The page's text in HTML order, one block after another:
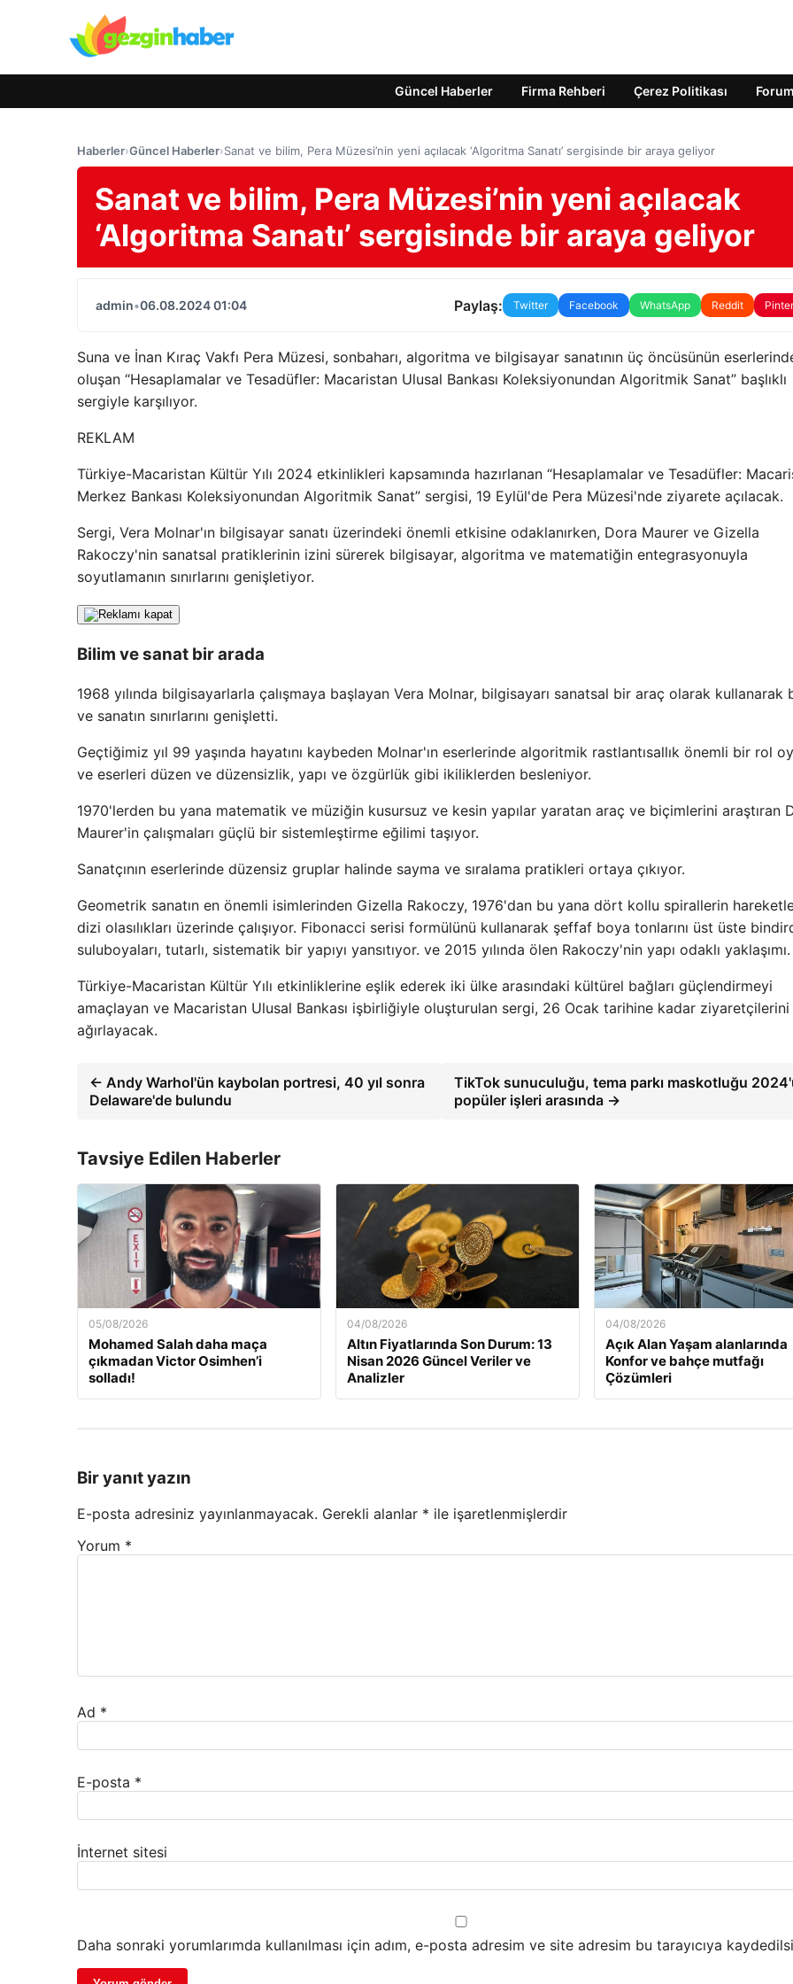
Güncel Haberler Firma Rehberi Çerez Politikası Forum
Haberler›Güncel Haberler›Sanat ve bilim, Pera Müzesi’nin yeni açılacak ‘Algoritma Sanatı’ sergisinde bir araya geliyor
Sanat ve bilim, Pera Müzesi’nin yeni açılacak
‘Algoritma Sanatı’ sergisinde bir araya geliyor
admin•06.08.2024 01:04 Paylaş: Twitter Facebook WhatsApp Reddit
Suna ve İnan Kıraç Vakfı Pera Müzesi, sonbaharı, algoritma ve bilgisayar sanatının üç öncüsünün
oluşan “Hesaplamalar ve Tesadüfler: Macaristan Ulusal Bankası Koleksiyonundan Algoritmik Sanat” başlıklı
sergiyle karşılıyor.
REKLAM
Türkiye-Macaristan Kültür Yılı 2024 etkinlikleri kapsamında hazırlanan “Hesaplamalar ve Tesadüfler:
Merkez Bankası Koleksiyonundan Algoritmik Sanat” sergisi, 19 Eylül'de Pera Müzesi'nde ziyarete açılacak.
Sergi, Vera Molnar'ın bilgisayar sanatı üzerindeki önemli etkisine odaklanırken, Dora Maurer ve Gizella
Rakoczy'nin sanatsal pratiklerinin izini sürerek bilgisayar, algoritma ve matematiğin entegrasyonuyla
soyutlamanın sınırlarını genişletiyor.
Bilim ve sanat bir arada
1968 yılında bilgisayarlarla çalışmaya başlayan Vera Molnar, bilgisayarı sanatsal bir araç olarak kullanarak
ve sanatın sınırlarını genişletti.
Geçtiğimiz yıl 99 yaşında hayatını kaybeden Molnar'ın eserlerinde algoritmik rastlantısallık önemli bir rol
ve eserleri düzen ve düzensizlik, yapı ve özgürlük gibi ikiliklerden besleniyor.
1970'lerden bu yana matematik ve müziğin kusursuz ve kesin yapılar yaratan araç ve biçimlerini araştıran
Maurer'in çalışmaları güçlü bir sistemleştirme eğilimi taşıyor.
Sanatçının eserlerinde düzensiz gruplar halinde sayma ve sıralama pratikleri ortaya çıkıyor.
Geometrik sanatın en önemli isimlerinden Gizella Rakoczy, 1976'dan bu yana dört kollu spirallerin
dizi olasılıkları üzerinde çalışıyor. Fibonacci serisi formülünü kullanarak şeffaf boya tonlarını üst üste
suluboyaları, tutarlı, sistematik bir yapıyı yansıtıyor. ve 2015 yılında ölen Rakoczy'nin yapı odaklı yaklaşımı.
Türkiye-Macaristan Kültür Yılı etkinliklerine eşlik ederek iki ülke arasındaki kültürel bağları güçlendirmeyi
amaçlayan ve Macaristan Ulusal Bankası işbirliğiyle oluşturulan sergi, 26 Ocak tarihine kadar ziyaretçilerini
ağırlayacak.
← Andy Warhol'ün kaybolan portresi, 40 yıl sonra
Delaware'de bulundu
TikTok sunuculuğu, tema parkı maskotluğu
popüler işleri arasında →
Tavsiye Edilen Haberler
05/08/2026
Mohamed Salah daha maça
çıkmadan Victor Osimhen’i
solladı!
04/08/2026
Altın Fiyatlarında Son Durum: 13
Nisan 2026 Güncel Veriler ve
Analizler
04/08/2026
Açık Alan Yaşam alanlarında
Konfor ve bahçe mutfağı
Çözümleri
Bir yanıt yazın
E-posta adresiniz yayınlanmayacak. Gerekli alanlar * ile işaretlenmişlerdir
Yorum *
Ad *
E-posta *
İnternet sitesi
Daha sonraki yorumlarımda kullanılması için adım, e-posta adresim ve site adresim bu tarayıcıya